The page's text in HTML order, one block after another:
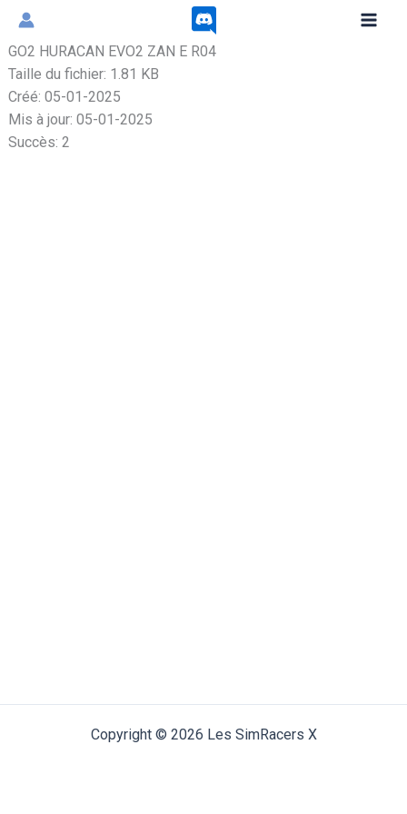
Aller
contenu
GO2 HURACAN EVO2 ZAN E R04
Taille du fichier: 1.81 KB
Créé: 05-01-2025
Mis à jour: 05-01-2025
Succès: 2
Copyright © 2026 Les SimRacers X